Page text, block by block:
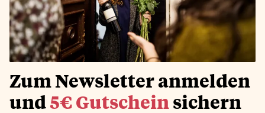
Zum Newsletter anmelden
und 5€ Gutschein sichern